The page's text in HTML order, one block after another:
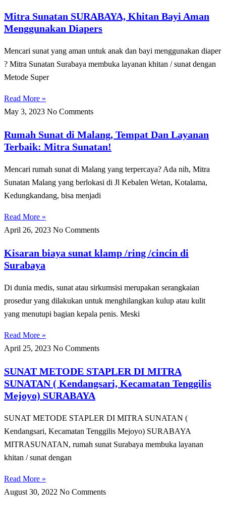
Mitra Sunatan SURABAYA, Khitan Bayi Aman
Menggunakan Diapers
Mencari sunat yang aman untuk anak dan bayi menggunakan diaper
? Mitra Sunatan Surabaya membuka layanan khitan / sunat dengan
Metode Super
Read More »
May 3, 2023 No Comments
Rumah Sunat di Malang, Tempat Dan Layanan
Terbaik: Mitra Sunatan!
Mencari rumah sunat di Malang yang terpercaya? Ada nih, Mitra
Sunatan Malang yang berlokasi di Jl Kebalen Wetan, Kotalama,
Kedungkandang, bisa menjadi
Read More »
April 26, 2023 No Comments
Kisaran biaya sunat klamp /ring /cincin di
Surabaya
Di dunia medis, sunat atau sirkumsisi merupakan serangkaian
prosedur yang dilakukan untuk menghilangkan kulup atau kulit
yang menutupi bagian kepala penis. Meski
Read More »
April 25, 2023 No Comments
SUNAT METODE STAPLER DI MITRA
SUNATAN ( Kendangsari, Kecamatan Tenggilis
Mejoyo) SURABAYA
SUNAT METODE STAPLER DI MITRA SUNATAN (
Kendangsari, Kecamatan Tenggilis Mejoyo) SURABAYA
MITRASUNATAN, rumah sunat Surabaya membuka layanan
khitan / sunat dengan
Read More »
August 30, 2022 No Comments